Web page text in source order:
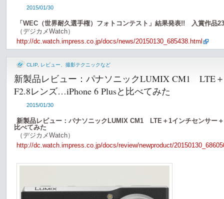
2015/01/30
「WEC（世界耐久選手権）フォトコンテスト」結果発表!! 入賞作品
（デジカメWatch）
http://dc.watch.impress.co.jp/docs/news/20150130_685438.html
CLIP, レビュー、撮影テクニックなど
新製品レビュー：パナソニックLUMIX CM1 LTE
F2.8レンズ…iPhone 6 Plusと比べてみた
2015/01/30
新製品レビュー：パナソニックLUMIX CM1 LTE＋1インチセンサー
比べてみた
（デジカメWatch）
http://dc.watch.impress.co.jp/docs/review/newproduct/